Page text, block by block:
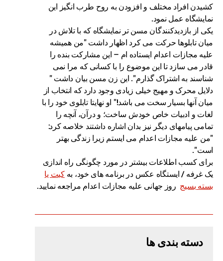
کشیدن افراد مختلف و افزودن به روح طرب انگیز این
نمایشگاه عمل نمود.
یکی از بازدیدکنندگان مسن تر نمایشگاه که با تلاش در
میان تابلوها حرکت می کرد اظهار داشت "من همیشه
علیه مجازات اعدام ایستاده ام – این مشارکت بنده را
قادر می سازد تا این موضوع را با کسانی که مرا نمی
شناسند به اشتراک گذارم". این زن مسن بیان داشت "
دلایل محرک و مهیج خیلی زیادی وجود دارد که انتخاب از
میان آنها بسیار سخت می باشد!" او نهایتا تابلوی خود را با
لغات و ادبیات خاص خودش ساخت؛ و درآن، آنچه را
تمامی پیامهای دیگر نیز بدان اشاره داشتند خلاصه کرد:
"من علیه مجازات اعدام می ایستم زیرا زندگی بهتر
است".
برای کسب اطلاعات بیشتر در مورد چگونگی راه اندازی
یک غرفه / ایستگاه عکس در برنامه های خود، بهکیت یا
بسته بسیج روز جهانی علیه مجازات اعدام مراجعه نمایید.
دسته بندی ها